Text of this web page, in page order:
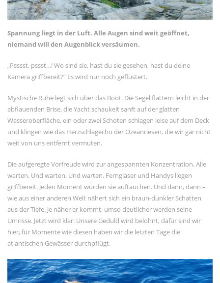
Spezialkurse
Törnbericht Training
September 2023
Juni 2023
Mai 2023
Dezember 2022
September 2022
Juni 2022
Februar 2022
Januar 2022
Oktober 2021
Juni 2021
Mai 2021
Spannung liegt in der Luft. Alle Augen sind weit geöffnet,
niemand will den Augenblick versäumen.
„Psssst, pssst…! Wo sind sie, hast du sie gesehen, hast du deine
Kamera griffbereit?“ Es wird nur noch geflüstert.
Mystische Ruhe legt sich über das Boot. Die Segel flattern leicht in der
abflauenden Brise, die Yacht schaukelt sanft auf der glatten
Wasseroberfläche, ein oder zwei Schoten schlagen leise auf dem Deck
und klingen wie das Herzschlagecho der Ozeanriesen, die wir gar nicht
weit von uns entfernt vermuten.
Die aufgeregte Vorfreude wird zur angespannten Konzentration. Alle
warten. Und warten. Und warten. Ferngläser und Handys liegen
griffbereit. Jeden Moment würden sie auftauchen. Und dann, dann –
wie aus einer anderen Welt nähert sich ein braun-dunkler Schatten
aus der Tiefe. Je näher er kommt, umso deutlicher werden seine
Umrisse. Jetzt wird klar: Unsere Geduld wird belohnt, dafür sind wir
hier, für Momente wie diesen haben wir die letzten Tage die
atlantischen Gewässer durchpflügt.